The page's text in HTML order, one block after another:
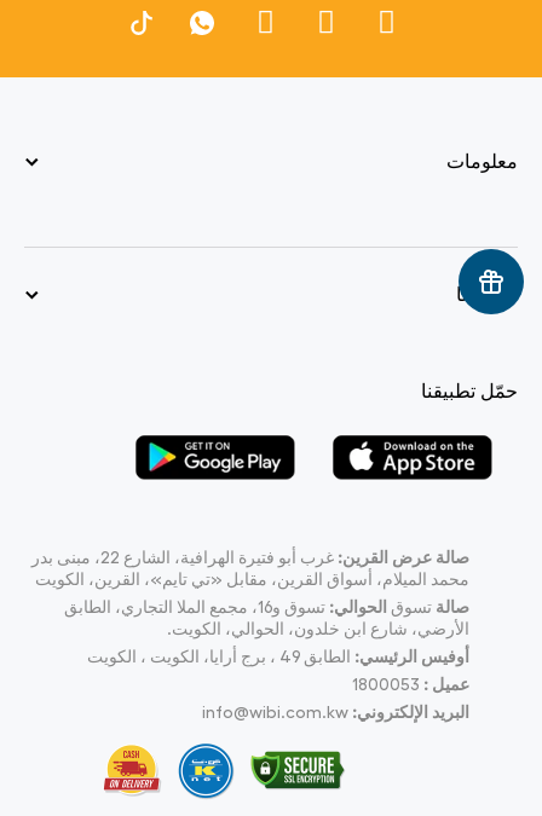
معلومات
سياستنا
حمّل تطبيقنا
صالة عرض القرين:
غرب أبو فتيرة الهرافية، الشارع 22، مبنى بدر
محمد الميلام، أسواق القرين، مقابل «تي تايم»، القرين، الكويت
صالة تسوق الحوالي:
تسوق و16، مجمع الملا التجاري، الطابق
الأرضي، شارع ابن خلدون، الحوالي، الكويت.
أوفيس الرئيسي: الطابق 49 ، برج أرايا، الكويت ، الكويت
عميل : 1800053
البريد الإلكتروني: info@wibi.com.kw